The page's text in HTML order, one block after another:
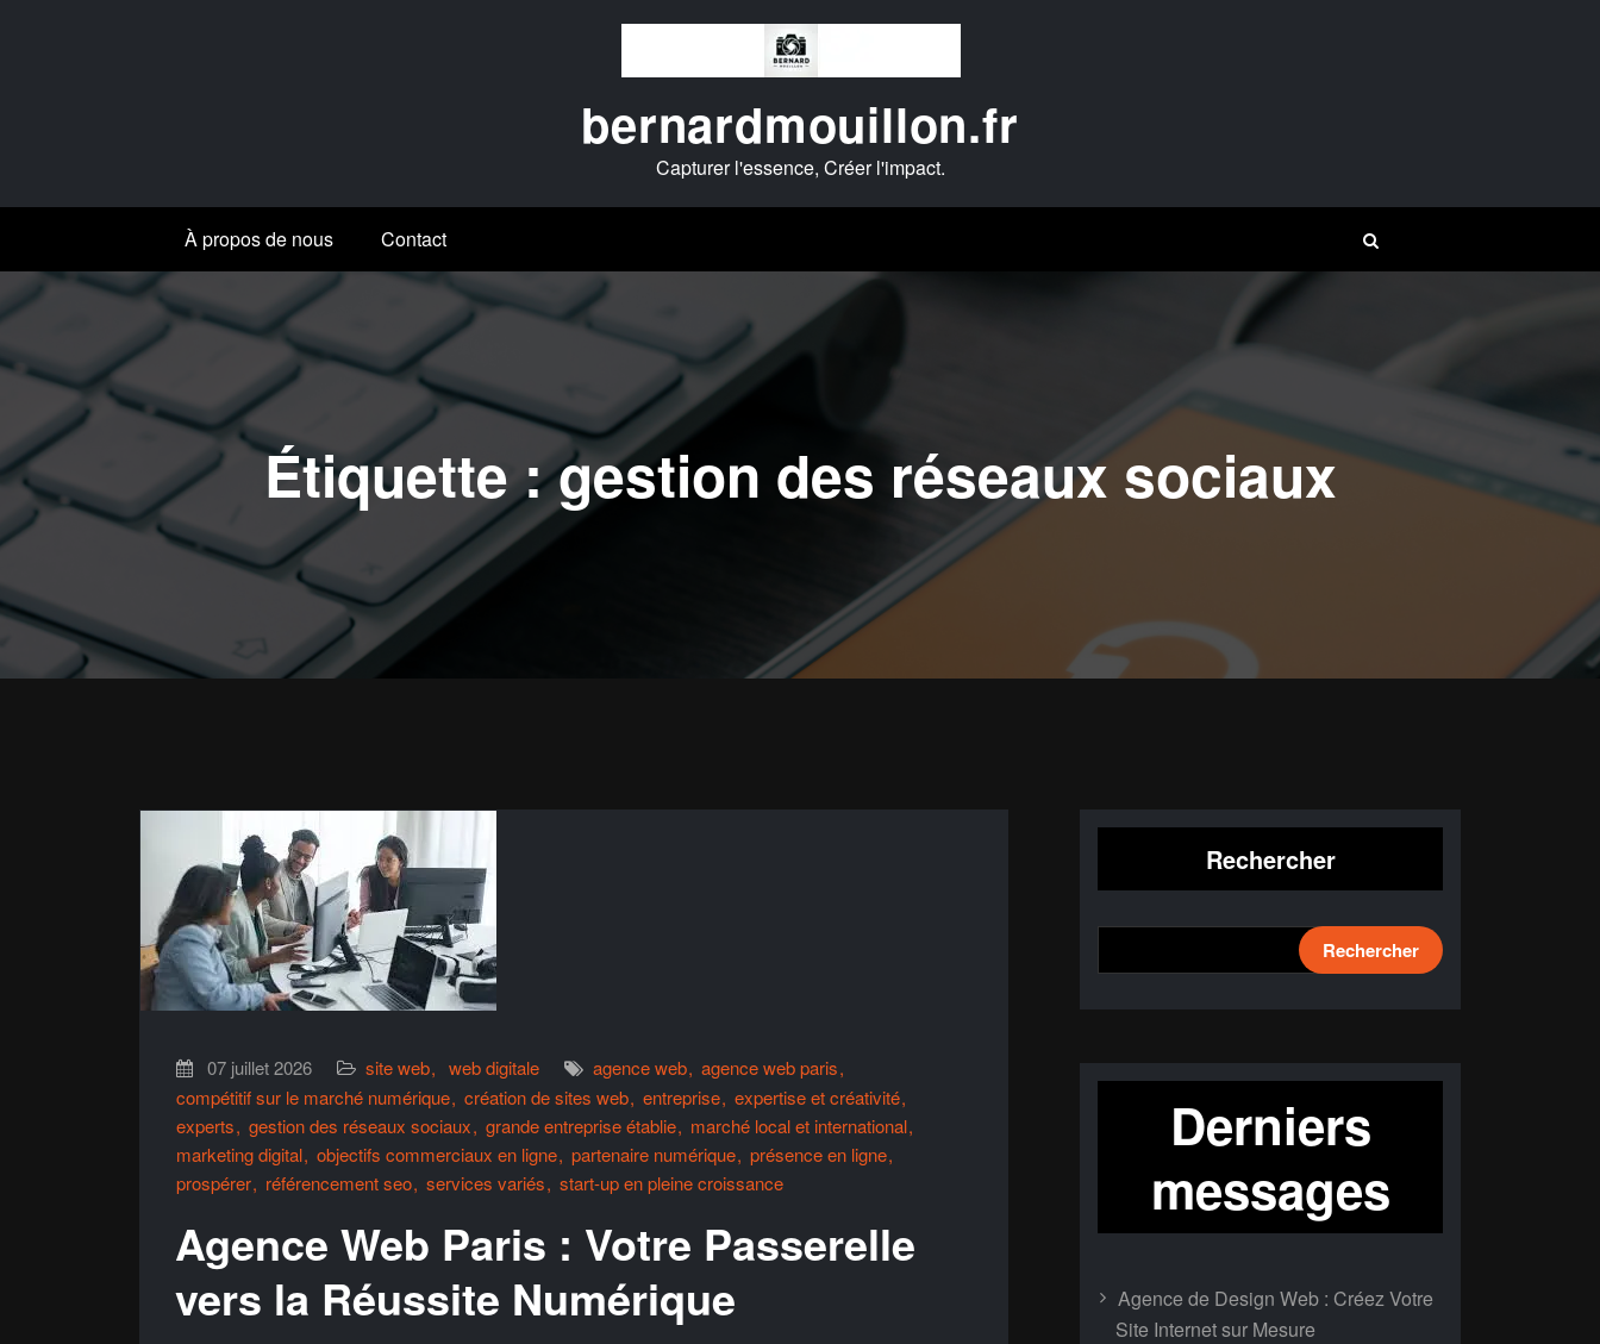
bernardmouillon.fr
Capturer l'essence, Créer l'impact.
À propos de nous Contact
Étiquette : gestion des réseaux sociaux
07 juillet 2026 site web web digitale agence web agence web paris
compétitif sur le marché numérique création de sites web entreprise expertise et créativité
experts
gestion des réseaux sociaux grande entreprise établie
marché local et international
marketing digital objectifs commerciaux en ligne partenaire numérique présence en ligne
prospérer
référencement seo services variés start-up en pleine croissance
Agence Web Paris : Votre Passerelle
vers la Réussite Numérique
Rechercher
Rechercher
Derniers
messages
Agence de Design Web : Créez Votre
Site Internet sur Mesure